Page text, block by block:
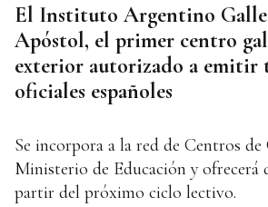
El Instituto Argentino
Apóstol, el primer centro
exterior autorizado a emitir
oficiales españoles
Se incorpora a la red de Centros
Ministerio de Educación y
partir del próximo ciclo lectivo.